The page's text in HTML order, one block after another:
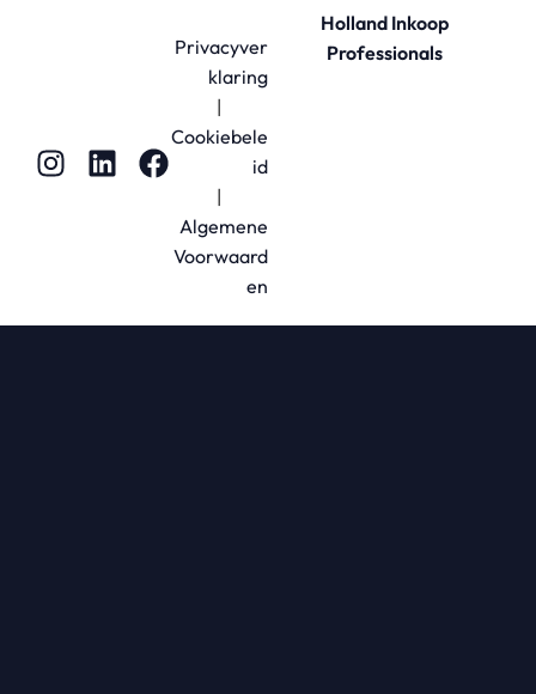
Holland Inkoop
Professionals
Privacyver
klaring
|
Cookiebele
id
|
Algemene
Voorwaard
en